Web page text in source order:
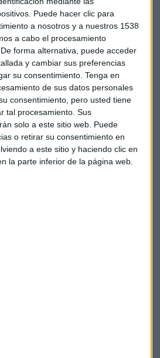
Puede hacer clic para
a nosotros y a nuestros 1538
a cabo el procesamiento
forma alternativa, puede acceder
y cambiar sus preferencias
su consentimiento. Tenga en
de sus datos personales
consentimiento, pero usted tiene
tal procesamiento. Sus
solo a este sitio web. Puede
o retirar su consentimiento en
a este sitio y haciendo clic en
la parte inferior de la página web.
en los principales
Desde los mismos de abril, he
y sigo estando muy cauto",
advierte que los indicadores de
muestran señales "muy
materializarse en una corrección,
años que estos patrones fallan.
formaciones potencialmente
ElRussell2000 presenta un patrón